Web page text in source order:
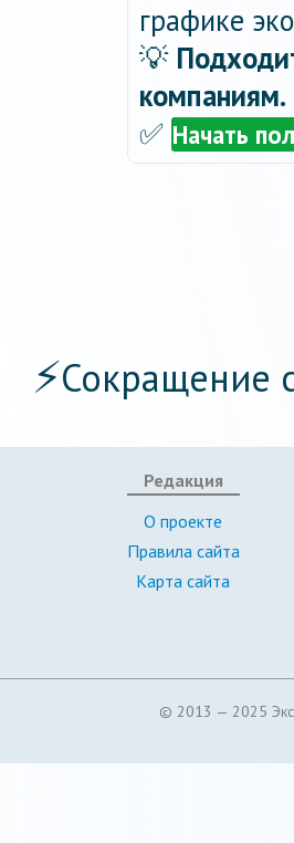
графике
💡
компаниям.
✅ Начать
⚡Сокращение
Редакция
О проекте
Правила сайта
Карта сайта
© 2013 — 2025